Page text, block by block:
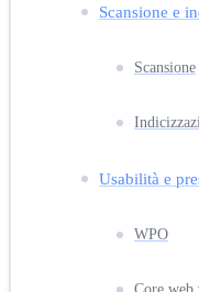
Scansione e
Scansione
Usabilità e
WPO